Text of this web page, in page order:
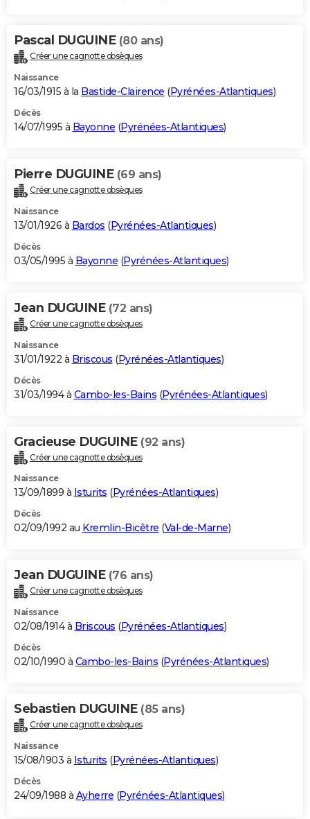
Pascal DUGUINE (80 ans)
Créer une cagnotte obsèques
Naissance
16/03/1915 à la Bastide-Clairence (Pyrénées-Atlantiques)
Décès
14/07/1995 à Bayonne (Pyrénées-Atlantiques)
Pierre DUGUINE (69 ans)
Créer une cagnotte obsèques
Naissance
13/01/1926 à Bardos (Pyrénées-Atlantiques)
Décès
03/05/1995 à Bayonne (Pyrénées-Atlantiques)
Jean DUGUINE (72 ans)
Créer une cagnotte obsèques
Naissance
31/01/1922 à Briscous (Pyrénées-Atlantiques)
Décès
31/03/1994 à Cambo-les-Bains (Pyrénées-Atlantiques)
Gracieuse DUGUINE (92 ans)
Créer une cagnotte obsèques
Naissance
13/09/1899 à Isturits (Pyrénées-Atlantiques)
Décès
02/09/1992 au Kremlin-Bicêtre (Val-de-Marne)
Jean DUGUINE (76 ans)
Créer une cagnotte obsèques
Naissance
02/08/1914 à Briscous (Pyrénées-Atlantiques)
Décès
02/10/1990 à Cambo-les-Bains (Pyrénées-Atlantiques)
Sebastien DUGUINE (85 ans)
Créer une cagnotte obsèques
Naissance
15/08/1903 à Isturits (Pyrénées-Atlantiques)
Décès
24/09/1988 à Ayherre (Pyrénées-Atlantiques)